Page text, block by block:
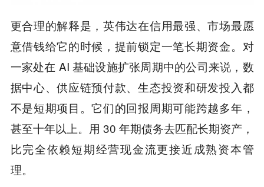
更合理的解释是，英伟达在信用最强、市场最愿
意借钱给它的时候，提前锁定一笔长期资金。对
一家处在 AI 基础设施扩张周期中的公司来说，数
据中心、供应链预付款、生态投资和研发投入都
不是短期项目。它们的回报周期可能跨越多年，
甚至十年以上。用 30 年期债务去匹配长期资产，
比完全依赖短期经营现金流更接近成熟资本管
理。